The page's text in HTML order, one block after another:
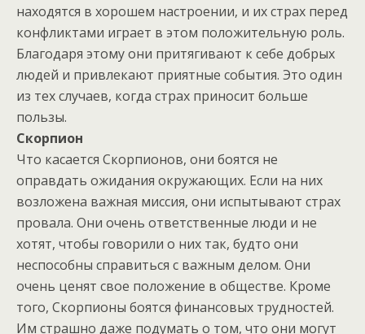
находятся в хорошем настроении, и их страх перед
конфликтами играет в этом положительную роль.
Благодаря этому они притягивают к себе добрых
людей и привлекают приятные события. Это один
из тех случаев, когда страх приносит больше
пользы.
Скорпион
Что касается Скорпионов, они боятся не
оправдать ожидания окружающих. Если на них
возложена важная миссия, они испытывают страх
провала. Они очень ответственные люди и не
хотят, чтобы говорили о них так, будто они
неспособны справиться с важным делом. Они
очень ценят свое положение в обществе. Кроме
того, Скорпионы боятся финансовых трудностей.
Им страшно даже подумать о том, что они могут